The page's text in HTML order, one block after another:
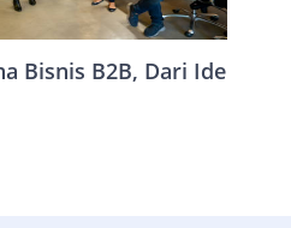
Bisnis B2B, Dari Ide